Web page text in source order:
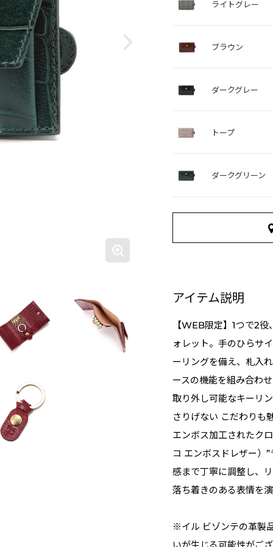
ライトグレー
ブラウン
ダークグレー
トープ
ダークグリーン
アイテム説明
【WEB限定】1つで2
ォレット。手のひらサ
ーリングを備え、札入
ースの機能を組み合わ
取り外し可能なキーリ
さりげない こだわりも
エンボス加工されたク
コ エンボスドレザー）
感まで丁寧に調整し、
落ち着きのある表情を
※イル ビゾンテの革製